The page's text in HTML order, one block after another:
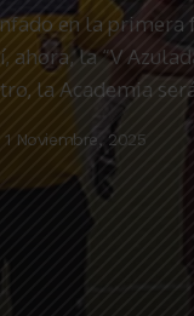
en la primera
la “V
la Academia
1 Noviembre, 2025